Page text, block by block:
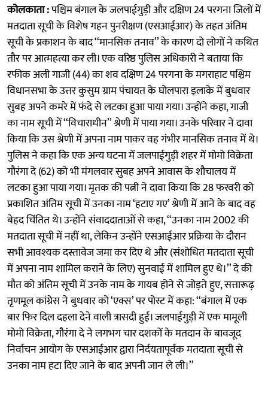
कोलकाता :पश्चिम बंगाल के जलपाईगुड़ी और दक्षिण 24 परगना जिलों में
मतदाता सूची के विशेष गहन पुनरीक्षण (एसआईआर) के तहत अंतिम
सूची के प्रकाशन के बाद ‘‘मानसिक तनाव’’ के कारण दो लोगों ने कथित
तौर पर आत्महत्या कर ली। एक वरिष्ठ पुलिस अधिकारी ने बताया कि
रफीक अली गाजी (44) का शव दक्षिण 24 परगना के मगराहाट पश्चिम
विधानसभा के उत्तर कुसुम ग्राम पंचायत के घोलपारा इलाके में बुधवार
सुबह अपने कमरे में फंदे से लटका हुआ पाया गया। उन्होंने कहा, गाजी
का नाम सूची में ‘‘विचाराधीन’’ श्रेणी में पाया गया। उनके परिवार ने दावा
किया कि उस श्रेणी में अपना नाम पाकर वह गंभीर मानसिक तनाव में थे।
पुलिस ने कहा कि एक अन्य घटना में जलपाईगुड़ी शहर में मोमो विक्रेता
गौरंगा दे (62) को भी मंगलवार सुबह अपने आवास के शौचालय में
लटका हुआ पाया गया। मृतक की पत्नी ने दावा किया कि 28 फरवरी को
प्रकाशित अंतिम सूची में उनका नाम ‘हटाए गए’ श्रेणी में आने के बाद वह
बेहद चिंतित थे। उन्होंने संवाददाताओं से कहा, ‘‘उनका नाम 2002 की
मतदाता सूची में नहीं था, लेकिन उन्होंने एसआईआर प्रक्रिया के दौरान
सभी आवश्यक दस्तावेज जमा कर दिए थे और (संशोधित मतदाता सूची
में अपना नाम शामिल कराने के लिए) सुनवाई में शामिल हुए थे।’’ दे की
मौत को अंतिम सूची में उनके नाम के गायब होने से जोड़ते हुए, सत्तारूढ़
तृणमूल कांग्रेस ने बुधवार को ‘एक्स’ पर पोस्ट में कहा: ‘‘बंगाल में एक
बार फिर दिल दहला देने वाली त्रासदी हुई। जलपाईगुड़ी में एक मामूली
मोमो विक्रेता, गौरंगा दे ने लगभग चार दशकों के मतदान के बावजूद
निर्वाचन आयोग के एसआईआर द्वारा निर्दयतापूर्वक मतदाता सूची से
उनका नाम हटा दिए जाने के बाद अपनी जान ले ली।’’